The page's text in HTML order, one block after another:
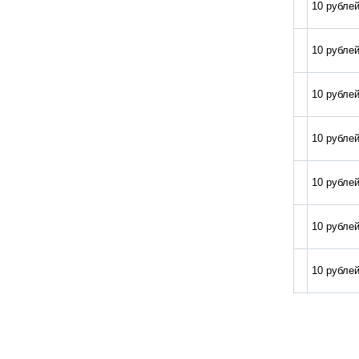
10 рублей
10 рублей
10 рублей
10 рублей
10
10 рублей
10 рублей